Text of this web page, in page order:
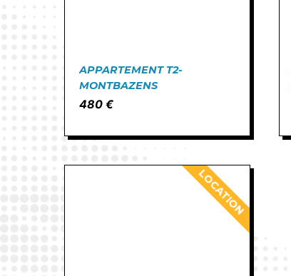
APPARTEMENT T2-
MONTBAZENS
480 €
LOCATION